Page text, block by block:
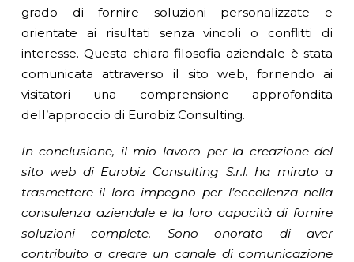
grado di fornire soluzioni personalizzate e
orientate ai risultati senza vincoli o conflitti di
interesse. Questa chiara filosofia aziendale è stata
comunicata attraverso il sito web, fornendo ai
visitatori una comprensione approfondita
dell’approccio di Eurobiz Consulting.
In conclusione, il mio lavoro per la creazione del
sito web di Eurobiz Consulting S.r.l. ha mirato a
trasmettere il loro impegno per l’eccellenza nella
consulenza aziendale e la loro capacità di fornire
soluzioni complete. Sono onorato di aver
contribuito a creare un canale di comunicazione